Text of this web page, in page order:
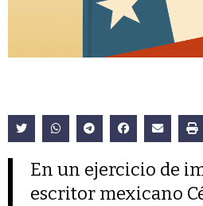
En un ejercicio de
escritor mexicano